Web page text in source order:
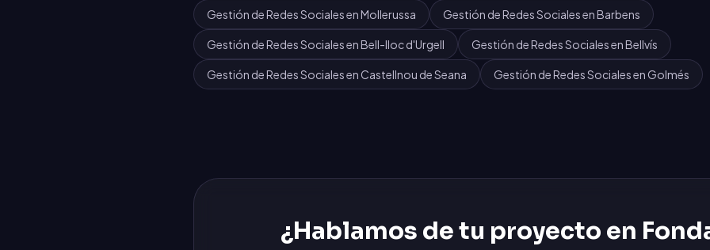
Gestión de Redes SocialesenMollerussa Gestión de Redes SocialesenBarbens
Gestión de Redes SocialesenBell-lloc d'Urgell Gestión de Redes SocialesenBellvís
Gestión de Redes SocialesenCastellnou de Seana Gestión de Redes SocialesenGolmés
¿Hablamos de tu proyecto en